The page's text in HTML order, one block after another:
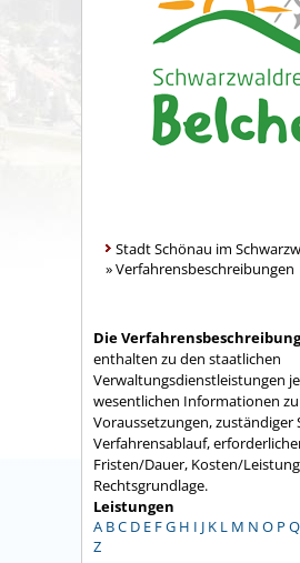
Stadt Schönau im
»Verfahrensbeschreibungen
Die
enthalten zu den staatlichen
Verwaltungsdienstleistungen
wesentlichen Informationen zu
Voraussetzungen, zuständiger
Verfahrensablauf,
Fristen/Dauer, Kosten/
Rechtsgrundlage.
Leistungen
A BC D E FG H I J K L M N O P Q
Z